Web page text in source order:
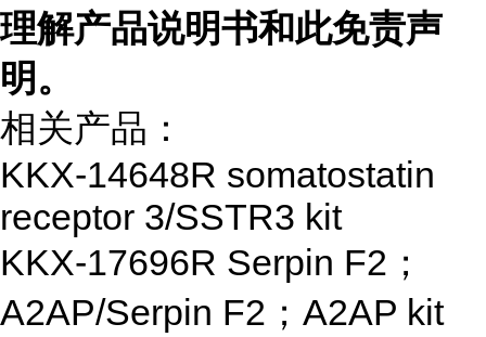
理解产品说明书和此免责声
明。
相关产品：
KKX-14648R somatostatin
receptor 3/SSTR3 kit
KKX-17696R Serpin F2；
A2AP/Serpin F2；A2AP kit